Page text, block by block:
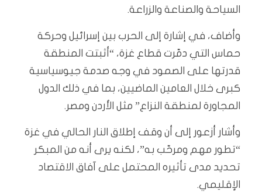
السياحة والصناعة والزراعة.
وأضاف، في إشارة إلى الحرب بين إسرائيل وحركة
حماس التي دمّرت قطاع غزة، “أثبتت المنطقة
قدرتها على الصمود في وجه صدمة جيوسياسية
كبرى خلال العامين الماضيين، بما في ذلك الدول
المجاورة لمنطقة النزاع” مثل الأردن ومصر.
وأشار أزعور إلى أن وقف إطلاق النار الحالي في غزة
“تطور مهم ومرحّب به”، لكنه يرى أنه من المبكر
تحديد مدى تأثيره المحتمل على آفاق الاقتصاد
الإقليمي.